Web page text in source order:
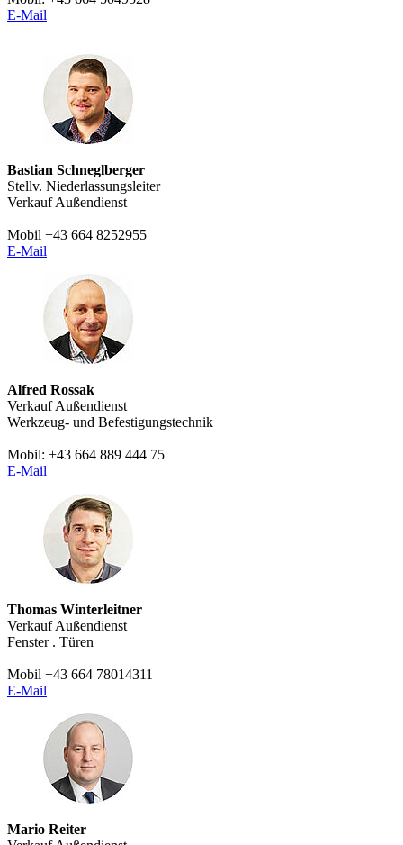
E-Mail
Bastian Schneglberger
Stellv. Niederlassungsleiter
Verkauf Außendienst
Mobil +43 664 8252955
E-Mail
Alfred Rossak
Verkauf Außendienst
Werkzeug- und Befestigungstechnik
Mobil: +43 664 889 444 75
E-Mail
Thomas Winterleitner
Verkauf Außendienst
Fenster . Türen
Mobil +43 664 78014311
E-Mail
Mario Reiter